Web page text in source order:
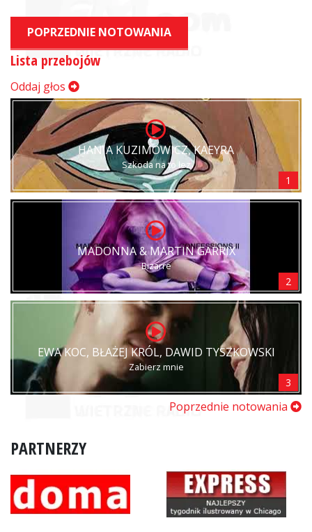
POPRZEDNIE NOTOWANIA
Lista przebojów
Oddaj głos
HANIA KUZIMOWICZ, KAEYRA
Szkoda na to łez
1
MADONNA & MARTIN GARRIX
Bizarre
2
EWA KOC, BŁAŻEJ KRÓL, DAWID TYSZKOWSKI
Zabierz mnie
3
Poprzednie notowania
PARTNERZY